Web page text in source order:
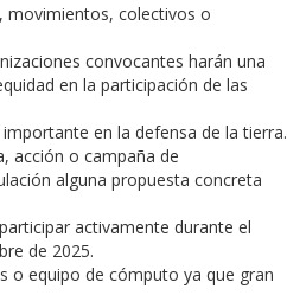
movimientos, colectivos o
convocantes harán una
en la participación de las
en la defensa de la tierra.
acción o campaña de
alguna propuesta concreta
activamente durante el
de 2025.
o equipo de cómputo ya que gran